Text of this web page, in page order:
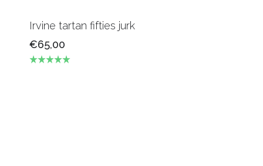
Irvine tartan fifties jurk
€65,00